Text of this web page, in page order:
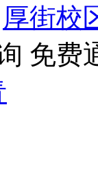
厚街校
免费